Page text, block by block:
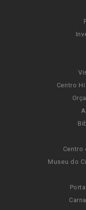
Centro
Centro
Museu do